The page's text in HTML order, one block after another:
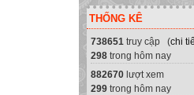
THỐNG KÊ
738651 truy cập (chi
298 trong hôm nay
882670 lượt xem
299 trong hôm nay